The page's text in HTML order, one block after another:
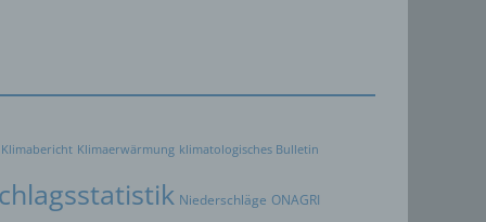
Klimabericht Klimaerwärmung klimatologisches Bulletin
Niederschläge ONAGRI